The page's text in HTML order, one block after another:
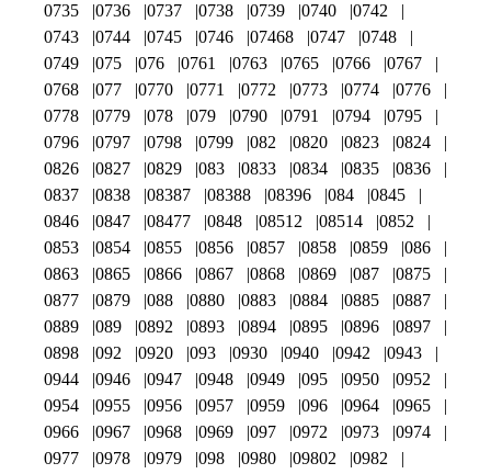
0735
0736 0737 0738 0739 0740
0742
0743
0744 0745 0746 07468 0747
0748
0749
075 076 0761 0763 0765 0766
0767
0768
077 0770 0771 0772 0773 0774
0776
0778
0779 078 079 0790 0791 0794
0795
0796
0797 0798 0799 082 0820 0823
0824
0826
0827 0829 083 0833 0834 0835
0836
0837
0838 08387 08388 08396 084
0845
0846
0847 08477 0848 08512 08514
0852
0853
0854 0855 0856 0857 0858 0859
086
0863
0865 0866 0867 0868 0869 087
0875
0877
0879 088 0880 0883 0884 0885
0887
0889
089 0892 0893 0894 0895 0896
0897
0898
092 0920 093 0930 0940 0942
0943
0944
0946 0947 0948 0949 095 0950
0952
0954
0955 0956 0957 0959 096 0964
0965
0966
0967 0968 0969 097 0972 0973
0974
0977
0978 0979 098 0980 09802
0982